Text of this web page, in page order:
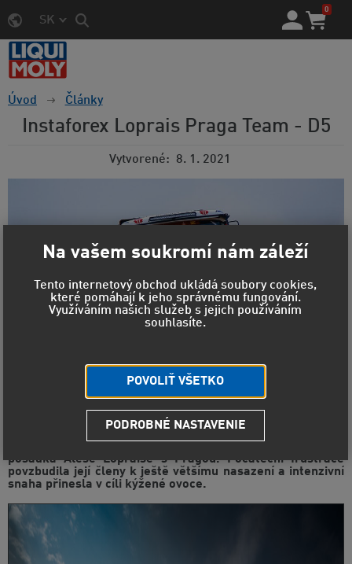
SK
0
Úvod Články
Instaforex Loprais Praga Team - D5
Vytvorené 8. 1. 2021
posádka Aleše Lopraise s Pragou. Počáteční frustrace
povzbudila její členy k ještě většímu nasazení a intenzivní
snaha přinesla v cíli kýžené ovoce.
Na vašem soukromí nám záleží
Tento internetový obchod ukládá soubory cookies,
které pomáhají k jeho správnému fungování.
Využíváním našich služeb s jejich používáním
souhlasíte.
POVOLIŤ VŠETKO
PODROBNÉ NASTAVENIE